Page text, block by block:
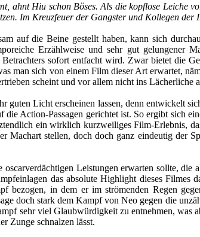
ahnt Hiu schon Böses. Als die kopflose Leiche
Im Kreuzfeuer der Gangster und Kollegen
auf die Beine gestellt haben, kann sich
Erzählweise und sehr gut
sofort entfacht wird. Zwar bietet die
man sich von einem Film dieser Art
scheint und vor allem nicht ins Lächerliche
guten Licht erscheinen lassen, denn entwickelt
Action-Passagen gerichtet ist. So ergibt sich
ein wirklich kurzweiliges Film-Erlebnis,
Machart stellen, doch doch ganz eindeutig der
Leistungen erwarten sollte,
das absolute Highlight dieses
bezogen, in dem er im strömenden Regen
doch stark dem Kampf von Neo gegen die
sehr viel Glaubwürdigkeit zu entnehmen, was
Zunge schnalzen lässt.